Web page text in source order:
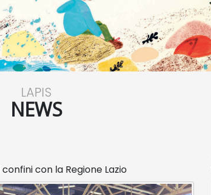
LAPIS
NEWS
con la Regione Lazio